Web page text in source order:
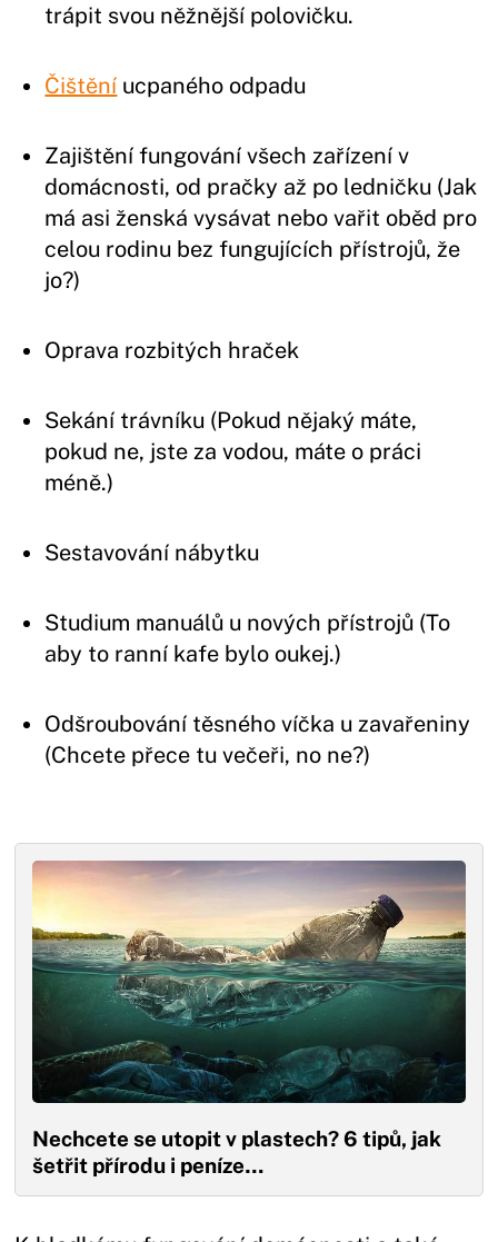
trápit svou něžnější polovičku.
Čištění ucpaného odpadu
Zajištění fungování všech zařízení v
domácnosti, od pračky až po ledničku (Jak
má asi ženská vysávat nebo vařit oběd pro
celou rodinu bez fungujících přístrojů, že
jo?)
Oprava rozbitých hraček
Sekání trávníku (Pokud nějaký máte,
pokud ne, jste za vodou, máte o práci
méně.)
Sestavování nábytku
Studium manuálů u nových přístrojů (To
aby to ranní kafe bylo oukej.)
Odšroubování těsného víčka u zavařeniny
(Chcete přece tu večeři, no ne?)
Nechcete se utopit v plastech? 6 tipů, jak
šetřit přírodu i peníze…